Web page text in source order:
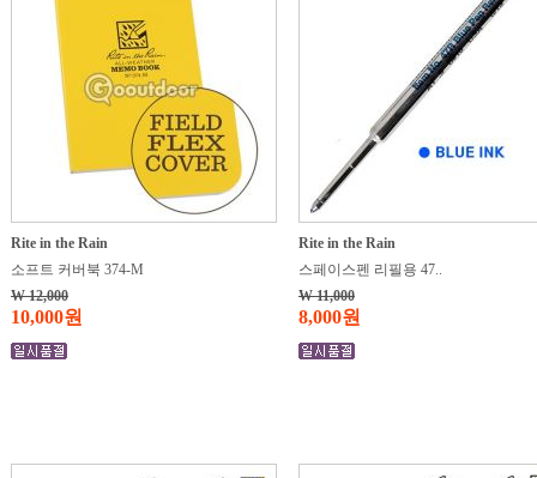
Rite in the Rain
소프트 커버북 374-M
W 12,000
10,000원
Rite in the Rain
스페이스펜 리필용 47..
W 11,000
8,000원